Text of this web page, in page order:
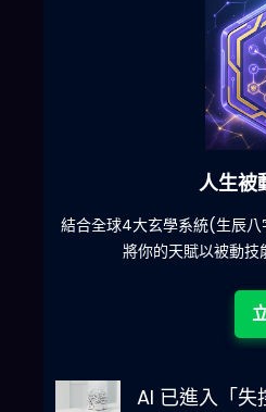
六合
減少超過500萬個低
AI 已進入「失